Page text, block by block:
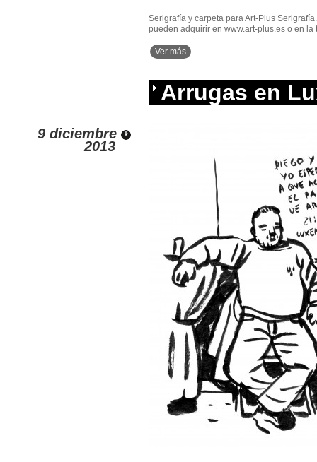
Serigrafía y carpeta para Art-Plus
pueden adquirir en www.art-plus.es o en
Ver más
Arrugas en
9 diciembre
2013